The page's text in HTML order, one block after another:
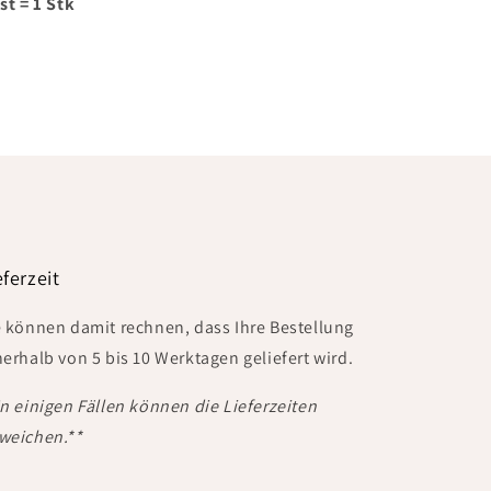
können damit rechnen, dass Ihre Bestellung
von 5 bis 10 Werktagen geliefert wird.
einigen Fällen können die Lieferzeiten